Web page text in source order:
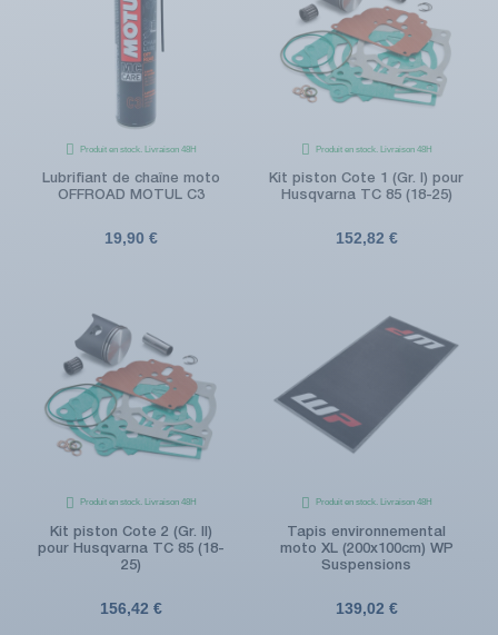
Produit en stock. Livraison 48H
Lubrifiant de chaîne moto
OFFROAD MOTUL C3
19,90 €
Produit en stock. Livraison 48H
Kit piston Cote 1 (Gr. I) pour
Husqvarna TC 85 (18-25)
152,82 €
Produit en stock. Livraison 48H
Kit piston Cote 2 (Gr. II)
pour Husqvarna TC 85 (18-
25)
156,42 €
Produit en stock. Livraison 48H
Tapis environnemental
moto XL (200x100cm) WP
Suspensions
139,02 €